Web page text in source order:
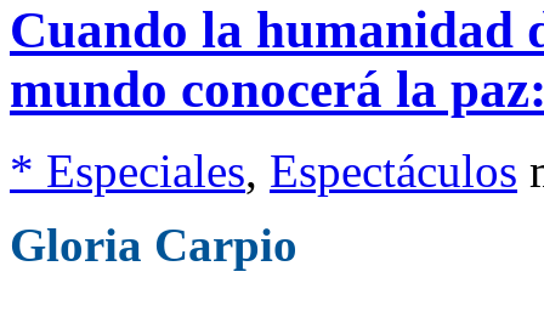
Cuando la humanidad
mundo conocerá la
* Especiales, Espectáculos
Gloria Carpio